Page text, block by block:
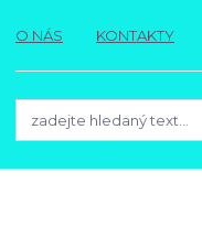
O NÁS KONTAKTY